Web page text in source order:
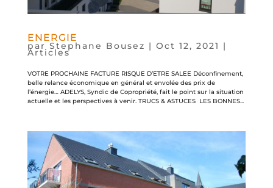
ENERGIE
par Stephane Bousez | Oct 12, 2021 |
Articles
VOTRE PROCHAINE FACTURE RISQUE D’ETRE SALEE Déconfinement,
belle relance économique en général et envolée des prix de
l’énergie… ADELYS, Syndic de Copropriété, fait le point sur la situation
actuelle et les perspectives à venir. TRUCS & ASTUCES LES BONNES...